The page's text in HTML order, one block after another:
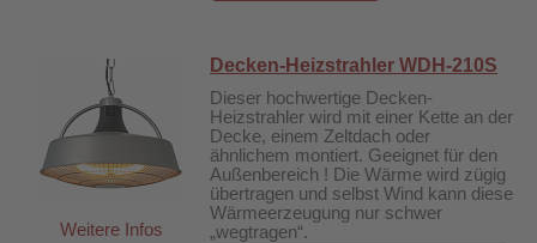
Weitere Infos
Decken-Heizstrahler WDH-210S
Dieser hochwertige Decken-
Heizstrahler wird mit einer Kette an der
Decke, einem Zeltdach oder
ähnlichem montiert. Geeignet für den
Außenbereich ! Die Wärme wird zügig
übertragen und selbst Wind kann diese
Wärmeerzeugung nur schwer
„wegtragen“.